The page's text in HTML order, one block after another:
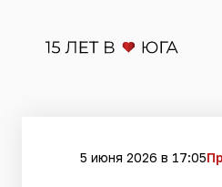
5 июня 2026 в 17:05